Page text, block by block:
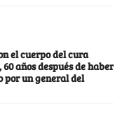
el cuerpo del cura
años después de haber
por un general del